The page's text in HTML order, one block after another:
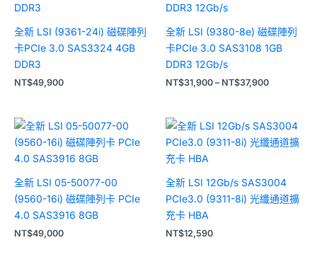
全新 LSI (9361-24i) 磁碟陣列
卡PCIe 3.0 SAS3324 4GB
DDR3
NT$49,900
全新 LSI (9380-8e) 磁碟陣列
卡PCIe 3.0 SAS3108 1GB
DDR3 12Gb/s
NT$31,900 – NT$37,900
到
NT$37,900
全新 LSI 05-50077-00
(9560-16i) 磁碟陣列卡 PCIe
4.0 SAS3916 8GB
NT$49,000
全新 LSI 12Gb/s SAS3004
PCIe3.0 (9311-8i) 光纖通道擴
充卡 HBA
NT$12,590